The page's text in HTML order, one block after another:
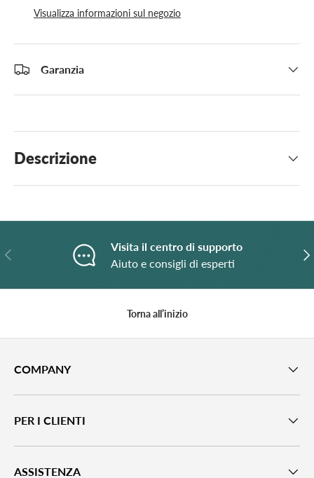
Visualizza informazioni sul negozio
Garanzia
Descrizione
Indietro
Visita il centro di supporto
Aiuto e consigli di esperti
Torna all’inizio
COMPANY
PER I CLIENTI
ASSISTENZA